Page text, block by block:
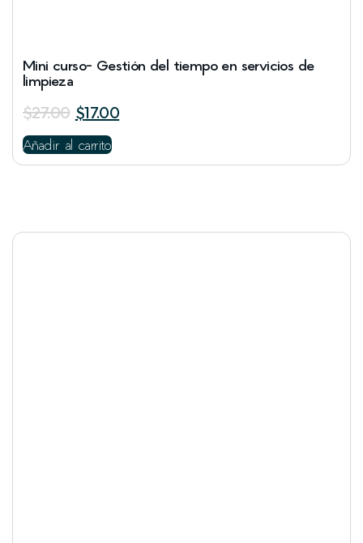
Mini curso- Gestión del tiempo en servicios de
limpieza
$27.00 $17.00
Añadir al carrito